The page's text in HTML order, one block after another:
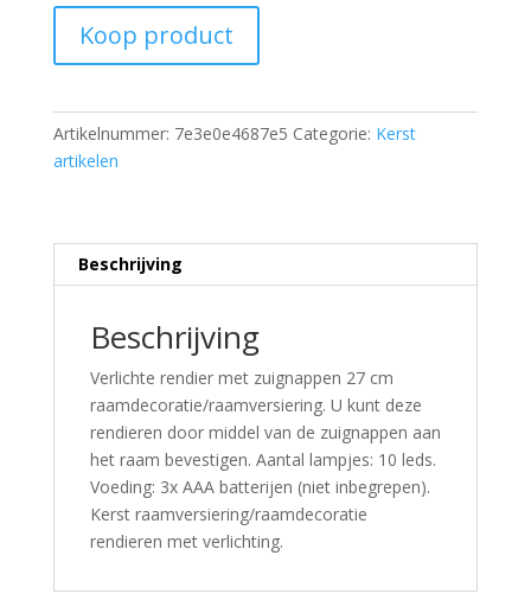
Koop product
Artikelnummer: 7e3e0e4687e5 Categorie: Kerst
artikelen
Beschrijving
Beschrijving
Verlichte rendier met zuignappen 27 cm
raamdecoratie/raamversiering. U kunt deze
rendieren door middel van de zuignappen aan
het raam bevestigen. Aantal lampjes: 10 leds.
Voeding: 3x AAA batterijen (niet inbegrepen).
Kerst raamversiering/raamdecoratie
rendieren met verlichting.